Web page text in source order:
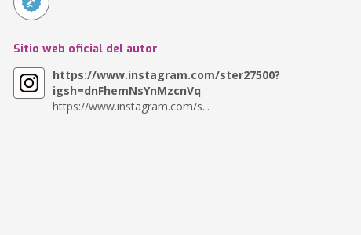
Sitio web oficial del autor
https://www.instagram.com/ster27500?
igsh=dnFhemNsYnMzcnVq
https://www.instagram.com/s...